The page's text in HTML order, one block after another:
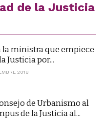
de la Justicia
la ministra que empiece
Justicia por...
2018
de Urbanismo al
de la Justicia al...